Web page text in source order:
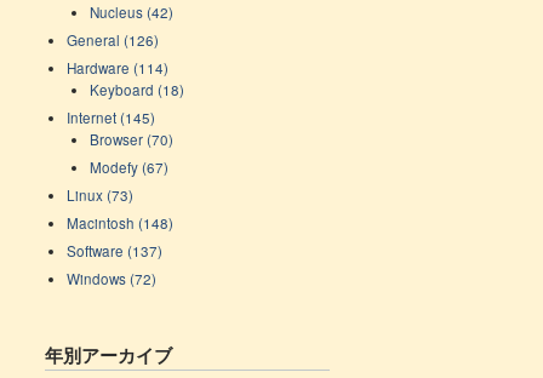
Nucleus (42)
General (126)
Hardware (114)
Keyboard (18)
Internet (145)
Browser (70)
Modefy (67)
Linux (73)
Macintosh (148)
Software (137)
Windows (72)
年別アーカイブ